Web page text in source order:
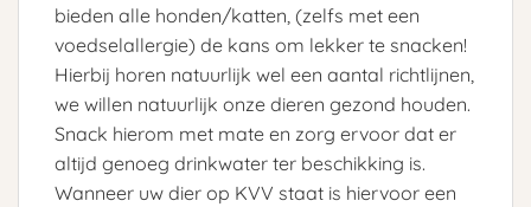
bieden alle honden/katten, (zelfs met een
voedselallergie) de kans om lekker te snacken!
Hierbij horen natuurlijk wel een aantal richtlijnen,
we willen natuurlijk onze dieren gezond houden.
Snack hierom met mate en zorg ervoor dat er
altijd genoeg drinkwater ter beschikking is.
Wanneer uw dier op KVV staat is hiervoor een